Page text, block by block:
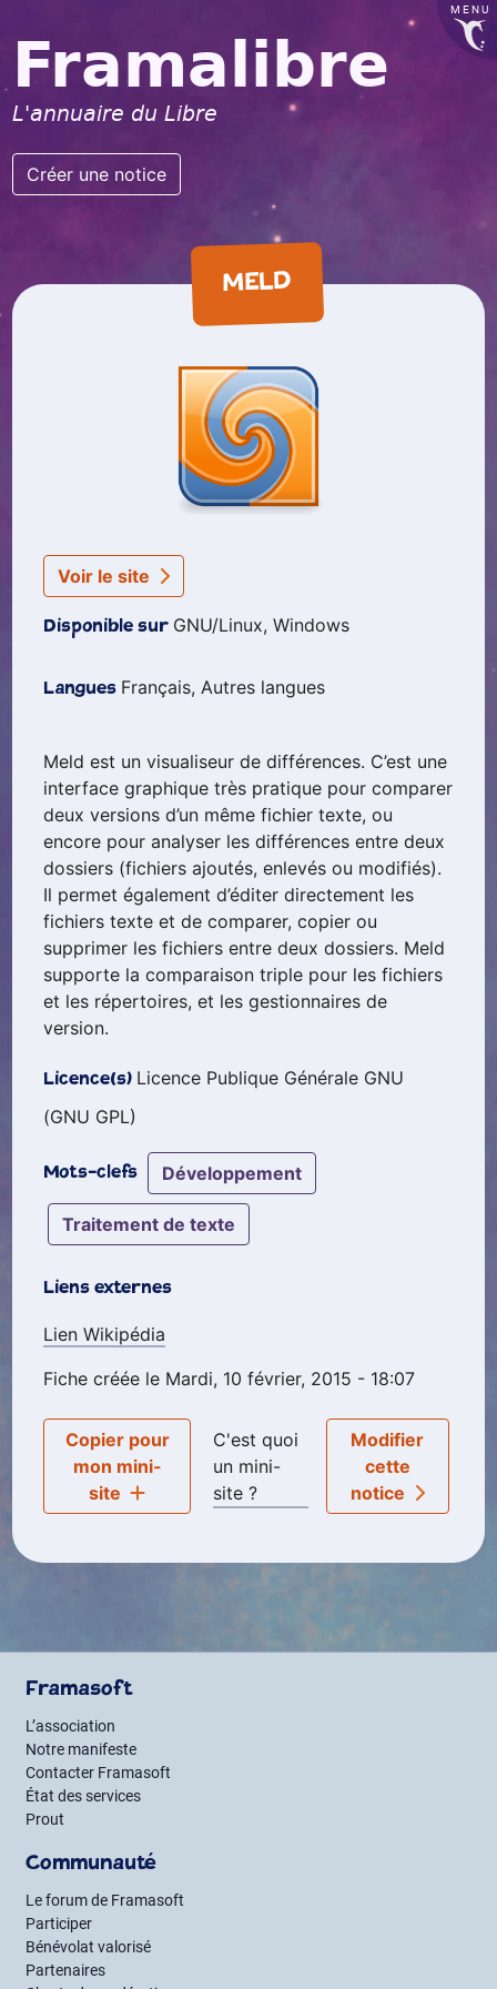
MENU
Framalibre
L'annuaire du Libre
Créer une notice
MELD
Voir le site
Disponible sur GNU/Linux, Windows
Langues Français, Autres langues
Meld est un visualiseur de différences. C’est une
interface graphique très pratique pour comparer
deux versions d’un même fichier texte, ou
encore pour analyser les différences entre deux
dossiers (fichiers ajoutés, enlevés ou modifiés).
Il permet également d’éditer directement les
fichiers texte et de comparer, copier ou
supprimer les fichiers entre deux dossiers. Meld
supporte la comparaison triple pour les fichiers
et les répertoires, et les gestionnaires de
version.
Licence(s) Licence Publique Générale GNU
(GNU GPL)
Mots-clefs développement
traitement de texte
Liens externes
Lien Wikipédia
Fiche créée le Mardi, 10 février, 2015 - 18:07
Copier pour
mon mini-
site
C'est quoi
un mini-
site ?
Modifier
cette
notice
Framasoft
L’association
Notre manifeste
Contacter Framasoft
État des services
Prout
Communauté
Le forum de Framasoft
Participer
Bénévolat valorisé
Partenaires